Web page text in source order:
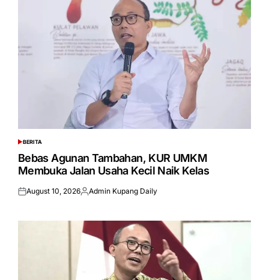
POSTED
IN
BERITA
Bebas Agunan Tambahan, KUR UMKM
Membuka Jalan Usaha Kecil Naik Kelas
Posted
August 10, 2026Posted
Admin Kupang Daily